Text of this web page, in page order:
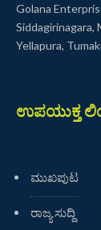
Golana
Siddagirinagara,
Yellapura,
ಉಪಯುಕ್ತ
ಮುಖಪುಟ
ರಾಜ್ಯ ಸುದ್ದಿ